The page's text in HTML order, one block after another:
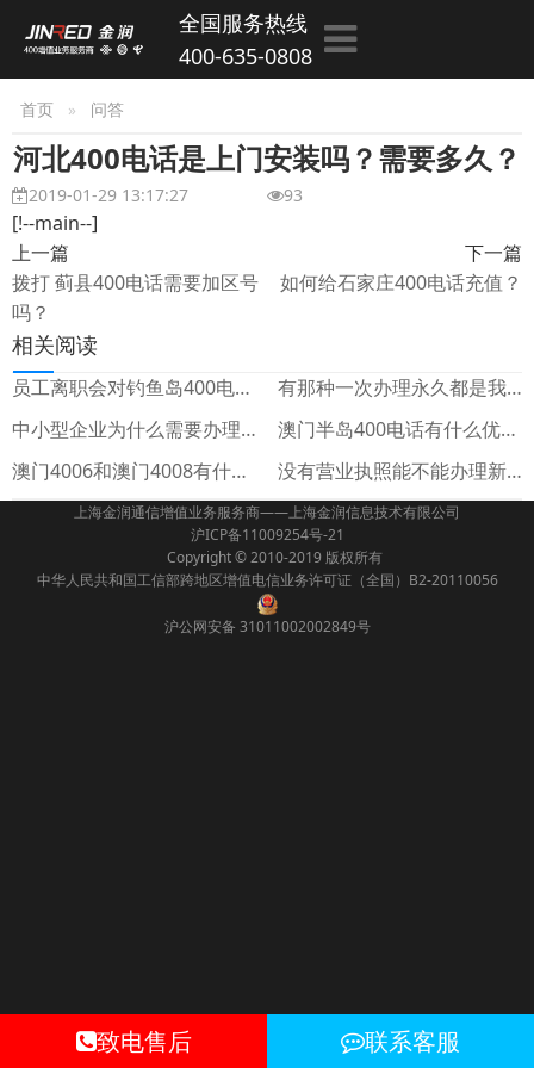
全国服务热线
400-635-0808
首页 问答
河北400电话是上门安装吗？需要多久？
2019-01-29 13:17:27 93
[!--main--]
上一篇
拨打 蓟县400电话需要加区号
吗？
下一篇
如何给石家庄400电话充值？
相关阅读
员工离职会对钓鱼岛400电话的安全性产生影响吗？
有那种一次办理永久都是我们的路环岛400电话吗？以后付多少是我们自己安排？
中小型企业为什么需要办理氹仔岛400电话？
澳门半岛400电话有什么优点？
澳门4006和澳门4008有什么区别？
没有营业执照能不能办理新界400电话？
上海金润通信增值业务服务商——上海金润信息技术有限公司
沪ICP备11009254号-21
Copyright © 2010-2019 版权所有
中华人民共和国工信部跨地区增值电信业务许可证（全国）B2-20110056
沪公网安备 31011002002849号
致电售后 联系客服